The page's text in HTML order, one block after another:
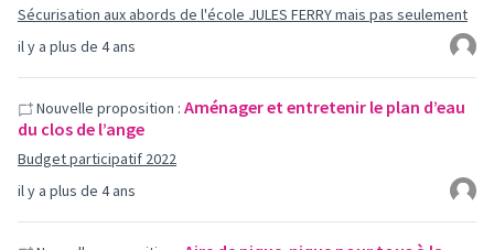
il y a plus de 4 ans
Sécurisation aux abords de l'école JULES FERRY mais pas seulement
il y a plus de 4 ans
Nouvelle proposition : Aménager et entretenir le plan d’eau
du clos de l’ange
Budget participatif 2022